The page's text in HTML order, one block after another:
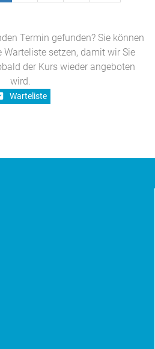
Termin gefunden? Sie können
Warteliste setzen, damit wir Sie
der Kurs wieder angeboten
wird.
Warteliste